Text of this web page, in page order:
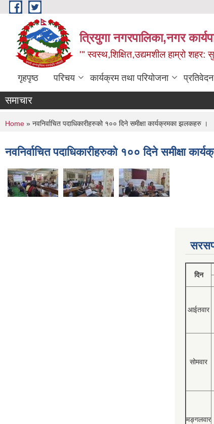
Skip to main content
त्रियुगा नगरपालिका,नगर
'" स्वस्थ,शिक्षित,उद्यमशील हाम्रो
गृहपृष्ठ परिचय कार्यक्रम तथा परियोजना प्रतिवेदन
समाचार
You are here
Home » नवनिर्वाचित पदाधिकारीहरुको १०० दिने समीक्षा कार्यक्रमका झलकहरु ।
नवनिर्वाचित पदाधिकारीहरुको १०० दिने समीक्षा
दिन
आईतवार
सोमवार
मङ्गलवार